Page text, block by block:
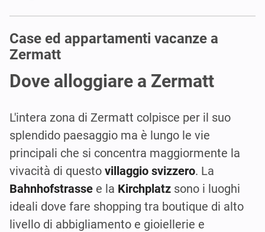
Case ed appartamenti vacanze a
Zermatt
Dove alloggiare a Zermatt
L'intera zona di Zermatt colpisce per il suo
splendido paesaggio ma è lungo le vie
principali che si concentra maggiormente la
vivacità di questo villaggio svizzero. La
Bahnhofstrasse e la Kirchplatz sono i luoghi
ideali dove fare shopping tra boutique di alto
livello di abbigliamento e gioiellerie e